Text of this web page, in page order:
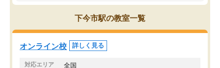
ットで質問できるのも便利でした。一
人では迷いがちだった受験勉強を、最
だと思います。
にやめてしまいました。
の方の予定が空いていな
下今市駅の教室一覧
オンライン校 詳しく見る
対応エリア 全国